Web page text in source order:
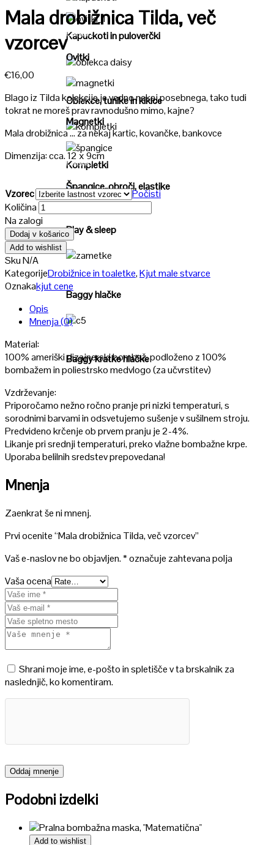
Poglej
Kapuckoti in puloverčki
Poglej
Oblekce, tunike in kiklce
Poglej
Kompletki
Poglej
Play & sleep
Poglej
Baggy hlačke
Baggy kratke hlačke
Poglej
Ovitki
Poglej
Magnetki
Poglej
Špangice, obroči, elastike
Mala drobižnica Tilda, več
vzorcev
€16,00
Blago iz Tilda kolekcije je vedno nekaj posebnega, tako tudi
tokrat ne moreš prav ravnodušno mimo, kajne?
Mala drobižnica … za nekaj kartic, kovančke, bankovce
Dimenzija: cca. 12 x 9cm
Vzorec
Počisti
Količina
Na zalogi
Dodaj v košarico
Add to wishlist
SkuN/A
KategorijeDrobižnice in toaletke,Kjut male stvarce
Oznakakjut cene
Opis
Mnenja (0)
Material:
100% ameriški dizajnerski bombaž, podloženo z 100%
bombažem in poliestrsko medvlogo (za učvrstitev)
Vzdrževanje:
Priporočamo nežno ročno pranje pri nizki temperaturi, s
sorodnimi barvami in odsvetujemo sušenje v sušilnem stroju.
Predvideno krčenje ob prvem pranju je 2-4%.
Likanje pri srednji temperaturi, preko vlažne bombažne krpe.
Uporaba belilnih sredstev prepovedana!
Mnenja
Zaenkrat še ni mnenj.
Prvi ocenite “Mala drobižnica Tilda, več vzorcev”
Vaš e-naslov ne bo objavljen.*označuje zahtevana polja
Vaša ocena
Shrani moje ime, e-pošto in spletišče v ta brskalnik za
naslednjič, ko komentiram.
Podobni izdelki
Add to wishlist